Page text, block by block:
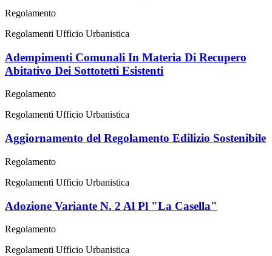
Regolamento
Regolamenti Ufficio Urbanistica
Adempimenti Comunali In Materia Di Recupero
Abitativo Dei Sottotetti Esistenti
Regolamento
Regolamenti Ufficio Urbanistica
Aggiornamento del Regolamento Edilizio Sostenibile
Regolamento
Regolamenti Ufficio Urbanistica
Adozione Variante N. 2 Al Pl "La Casella"
Regolamento
Regolamenti Ufficio Urbanistica